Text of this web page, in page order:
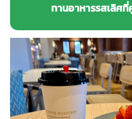
ทานอาหารรสเลิศ